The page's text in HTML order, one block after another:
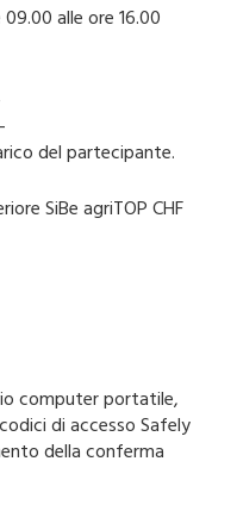
alle ore 16.00
del partecipante.
SiBe agriTOP CHF
computer portatile,
di accesso Safely
della conferma